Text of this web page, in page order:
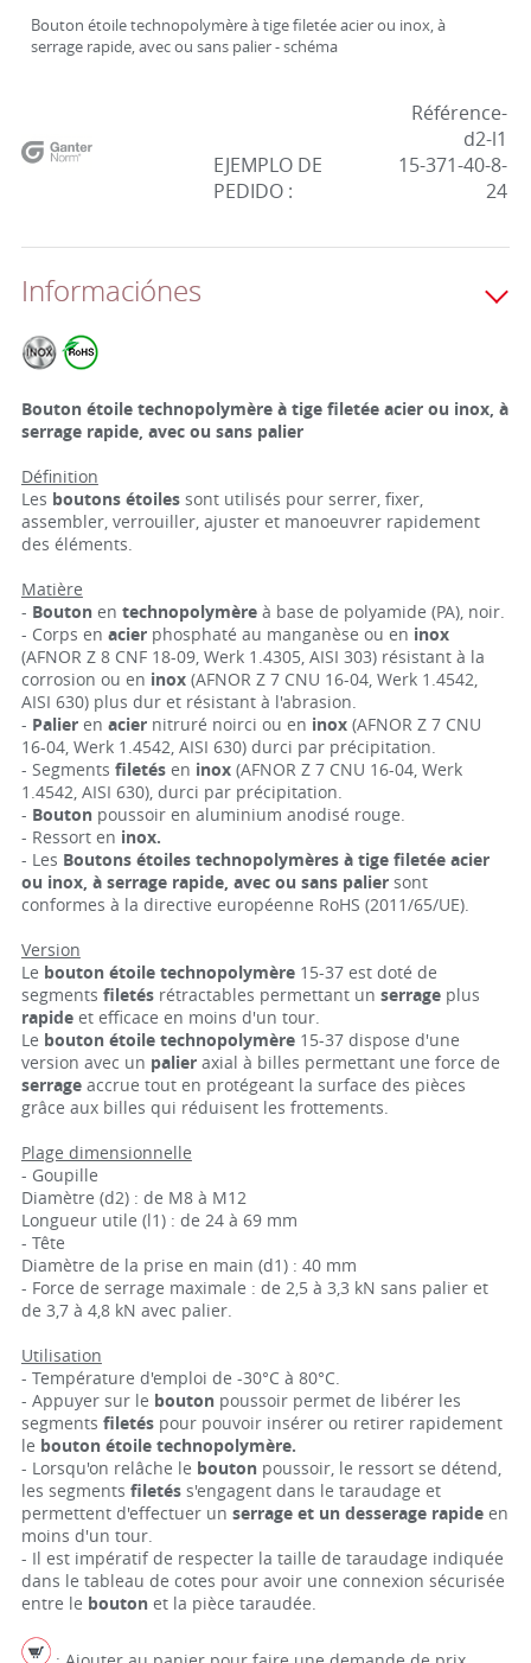
Bouton étoile technopolymère à tige filetée acier ou inox, à
serrage rapide, avec ou sans palier - schéma
EJEMPLO DE
PEDIDO :
Référence-
d2-l1
15-371-40-8-
24
Informaciónes
Bouton étoile technopolymère à tige filetée acier ou inox, à
serrage rapide, avec ou sans palier
Définition
Les boutons étoilessont utilisés pour serrer, fixer,
assembler, verrouiller, ajuster et manoeuvrer rapidement
des éléments.
Matière
- Boutonen technopolymèreà base de polyamide (PA), noir.
- Corps en acierphosphaté au manganèse ou en inox
(AFNOR Z 8 CNF 18-09, Werk 1.4305, AISI 303) résistant à la
corrosion ou en inox(AFNOR Z 7 CNU 16-04, Werk 1.4542,
AISI 630) plus dur et résistant à l'abrasion.
- Palieren aciernitruré noirci ou en inox(AFNOR Z 7 CNU
16-04, Werk 1.4542, AISI 630) durci par précipitation.
- Segments filetésen inox(AFNOR Z 7 CNU 16-04, Werk
1.4542, AISI 630), durci par précipitation.
- Boutonpoussoir en aluminium anodisé rouge.
- Ressort en inox.
- Les Boutons étoiles technopolymères à tige filetée acier
ou inox, à serrage rapide, avec ou sans paliersont
conformes à la directive européenne RoHS (2011/65/UE).
Version
Le bouton étoile technopolymère15-37 est doté de
segments filetésrétractables permettant un serrageplus
rapideet efficace en moins d'un tour.
Le bouton étoile technopolymère15-37 dispose d'une
version avec un palieraxial à billes permettant une force de
serrageaccrue tout en protégeant la surface des pièces
grâce aux billes qui réduisent les frottements.
Plage dimensionnelle
- Goupille
Diamètre (d2) : de M8 à M12
Longueur utile (l1) : de 24 à 69 mm
- Tête
Diamètre de la prise en main (d1) : 40 mm
- Force de serrage maximale : de 2,5 à 3,3 kN sans palier et
de 3,7 à 4,8 kN avec palier.
Utilisation
- Température d'emploi de -30°C à 80°C.
- Appuyer sur le boutonpoussoir permet de libérer les
segments filetéspour pouvoir insérer ou retirer rapidement
le bouton étoile technopolymère.
- Lorsqu'on relâche le boutonpoussoir, le ressort se détend,
les segments filetéss'engagent dans le taraudage et
permettent d'effectuer un serrage et un desserage rapideen
moins d'un tour.
- Il est impératif de respecter la taille de taraudage indiquée
dans le tableau de cotes pour avoir une connexion sécurisée
entre le boutonet la pièce taraudée.